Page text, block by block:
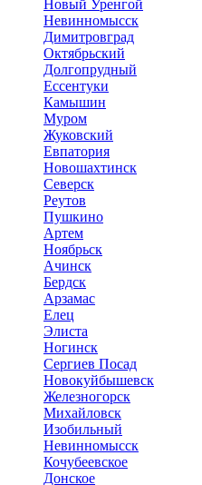
Новый Уренгой
Невинномысск
Димитровград
Октябрьский
Долгопрудный
Ессентуки
Камышин
Муром
Жуковский
Евпатория
Новошахтинск
Северск
Реутов
Пушкино
Артем
Ноябрьск
Ачинск
Бердск
Арзамас
Елец
Элиста
Ногинск
Сергиев Посад
Новокуйбышевск
Железногорск
Михайловск
Изобильный
Невинномысск
Кочубеевское
Донское